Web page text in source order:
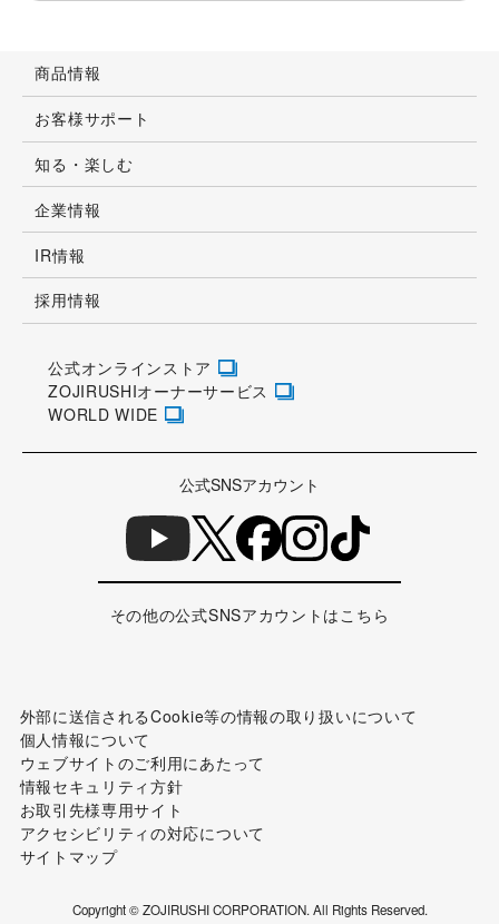
商品情報
お客様サポート
知る・楽しむ
企業情報
IR情報
採用情報
公式オンラインストア
ZOJIRUSHIオーナーサービス
WORLD WIDE
公式SNSアカウント
その他の公式SNSアカウントはこちら
外部に送信されるCookie等の情報の取り扱いについて
個人情報について
ウェブサイトのご利用にあたって
情報セキュリティ方針
お取引先様専用サイト
アクセシビリティの対応について
サイトマップ
Copyright © ZOJIRUSHI CORPORATION. All Rights Reserved.